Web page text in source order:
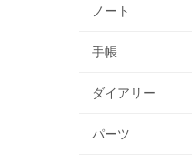
ノート
手帳
ダイアリー
パーツ